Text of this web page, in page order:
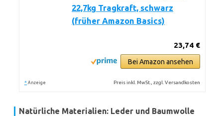
22,7kg Tragkraft, schwarz
(früher Amazon Basics)
23,74 €
Bei Amazon ansehen
* Anzeige Preis inkl. MwSt., zzgl. Versandkosten
Natürliche Materialien: Leder und Baumwolle